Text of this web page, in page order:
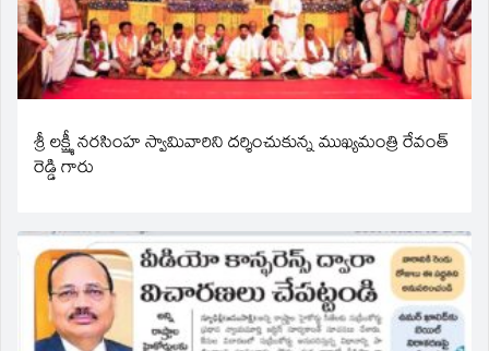
శ్రీ లక్ష్మీ నరసింహ స్వామివారిని దర్శించుకున్న ముఖ్యమంత్రి రేవంత్
రెడ్డి గారు